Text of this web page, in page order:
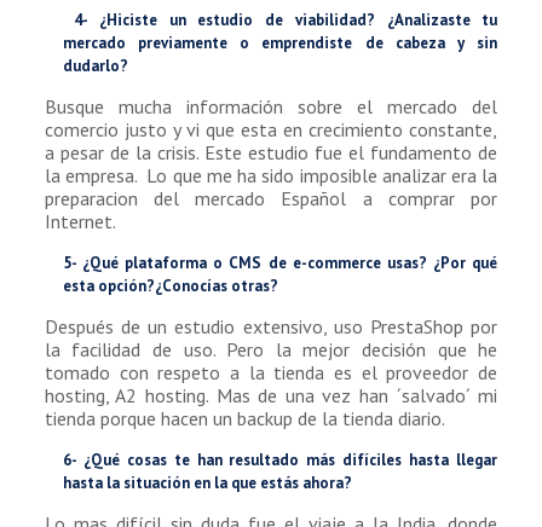
4- ¿Hiciste un estudio de viabilidad? ¿Analizaste tu
mercado previamente o emprendiste de cabeza y sin
dudarlo?
Busque mucha información sobre el mercado del
comercio justo y vi que esta en crecimiento constante,
a pesar de la crisis. Este estudio fue el fundamento de
la empresa. Lo que me ha sido imposible analizar era la
preparacion del mercado Español a comprar por
Internet.
5- ¿Qué plataforma o CMS de e-commerce usas? ¿Por qué
esta opción?¿Conocías otras?
Después de un estudio extensivo, uso PrestaShop por
la facilidad de uso. Pero la mejor decisión que he
tomado con respeto a la tienda es el proveedor de
hosting, A2 hosting. Mas de una vez han ´salvado´ mi
tienda porque hacen un backup de la tienda diario.
6- ¿Qué cosas te han resultado más difíciles hasta llegar
hasta la situación en la que estás ahora?